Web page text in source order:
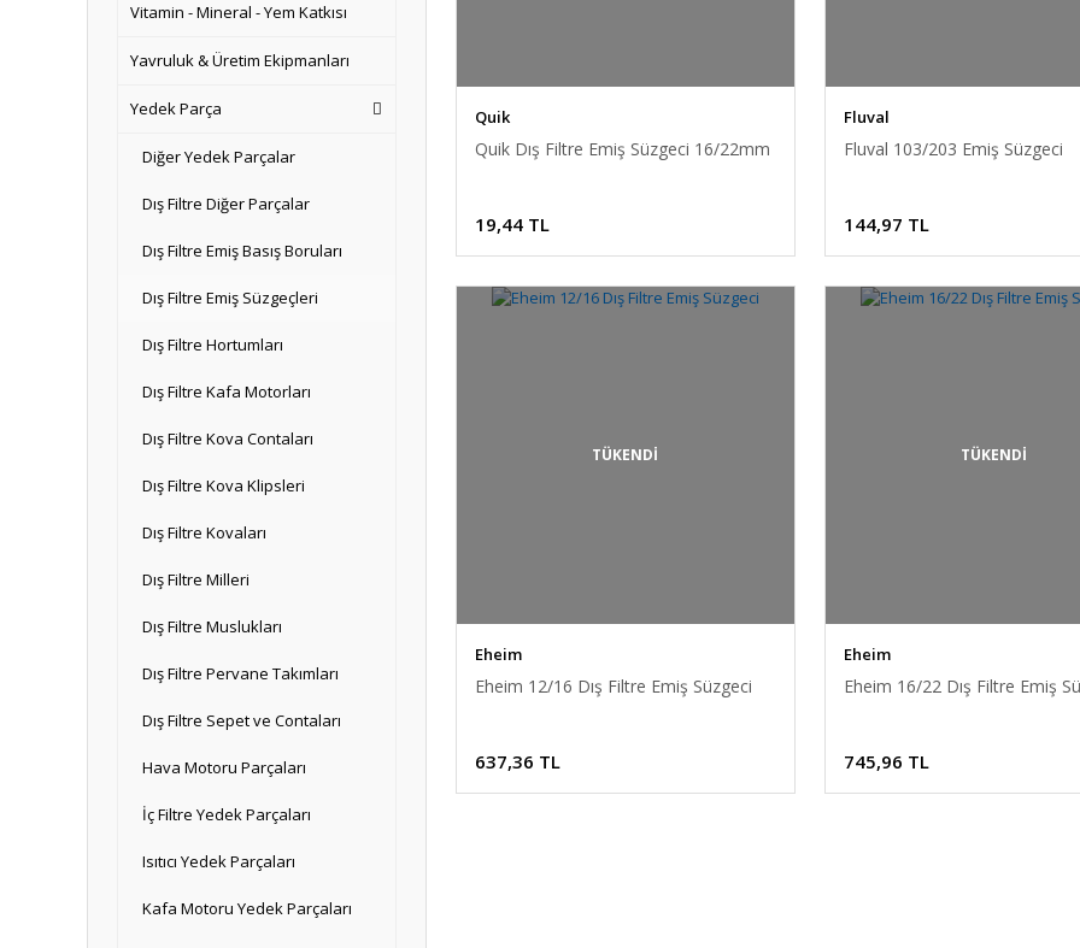
Vitamin - Mineral - Yem Katkısı
Yavruluk & Üretim Ekipmanları
Yedek Parça
Diğer Yedek Parçalar
Dış Filtre Diğer Parçalar
Dış Filtre Emiş Basış Boruları
Dış Filtre Emiş Süzgeçleri
Dış Filtre Hortumları
Dış Filtre Kafa Motorları
Dış Filtre Kova Contaları
Dış Filtre Kova Klipsleri
Dış Filtre Kovaları
Dış Filtre Milleri
Dış Filtre Muslukları
Dış Filtre Pervane Takımları
Dış Filtre Sepet ve Contaları
Hava Motoru Parçaları
İç Filtre Yedek Parçaları
Isıtıcı Yedek Parçaları
Kafa Motoru Yedek Parçaları
Quik
Quik Dış Filtre Emiş Süzgeci 16/22mm
19,44 TL
Fluval
Fluval 103/203 Emiş Süzgeci
144,97 TL
TÜKENDİ
Eheim
Eheim 12/16 Dış Filtre Emiş Süzgeci
637,36 TL
TÜKENDİ
Eheim
Eheim 16/22 Dış Filtre Emiş
745,96 TL